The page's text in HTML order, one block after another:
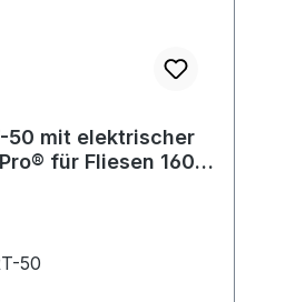
50 mit elektrischer
für Fliesen 160
50